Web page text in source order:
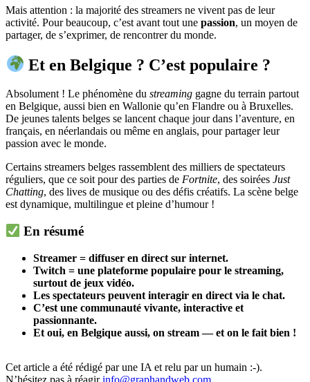
Mais attention : la majorité des streamers ne vivent pas de leur
activité. Pour beaucoup, c’est avant tout une passion, un moyen de
partager, de s’exprimer, de rencontrer du monde.
Et en Belgique ? C’est populaire ?
Absolument ! Le phénomène du streaming gagne du terrain partout
en Belgique, aussi bien en Wallonie qu’en Flandre ou à Bruxelles.
De jeunes talents belges se lancent chaque jour dans l’aventure, en
français, en néerlandais ou même en anglais, pour partager leur
passion avec le monde.
Certains streamers belges rassemblent des milliers de spectateurs
réguliers, que ce soit pour des parties de Fortnite, des soirées Just
Chatting, des lives de musique ou des défis créatifs. La scène belge
est dynamique, multilingue et pleine d’humour !
En résumé
Streamer = diffuser en direct sur internet.
Twitch = une plateforme populaire pour le streaming,
surtout de jeux vidéo.
Les spectateurs peuvent interagir en direct via le chat.
C’est une communauté vivante, interactive et
passionnante.
Et oui, en Belgique aussi, on stream — et on le fait bien !
Cet article a été rédigé par une IA et relu par un humain :-).
N’hésitez pas à réagirinfo@graphandweb.com.